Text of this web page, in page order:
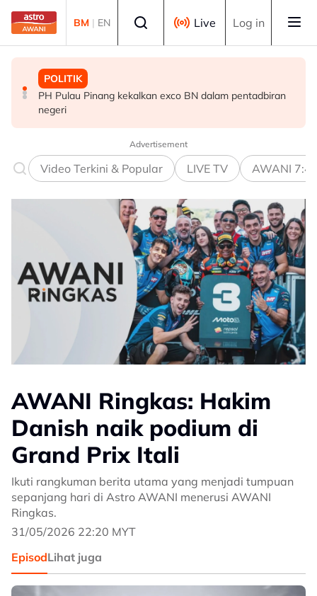
Skip to main content
BM | EN Live Log in
MALAYSIA
Tindakan AKPS sita kontena bawa muatan ke Israel
bukti ketegasan Malaysia - PM Anwar
POLITIK
PH Pulau Pinang kekalkan exco BN dalam pentadbiran
negeri
DUNIA
Amaran kesihatan haba berkuat kuasa menjelang
gelombang haba kelima di UK
Advertisement
Video Terkini & Popular LIVE TV AWANI
AWANI Ringkas: Hakim
Danish naik podium di
Grand Prix Itali
Ikuti rangkuman berita utama yang menjadi tumpuan
sepanjang hari di Astro AWANI menerusi AWANI
Ringkas.
31/05/2026 22:20 MYT
EpisodLihat juga